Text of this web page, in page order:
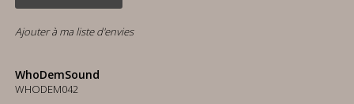
Ajouter à ma liste d'envies
WhoDemSound
WHODEM042